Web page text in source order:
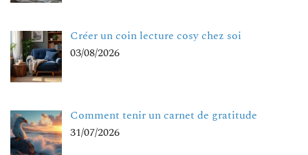
Créer un coin lecture cosy chez soi
03/08/2026
Comment tenir un carnet de gratitude
31/07/2026